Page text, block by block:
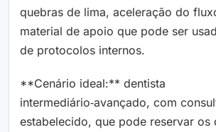
quebras de lima, aceleração do
material de apoio que pode ser
de protocolos internos.
**Cenário ideal:** dentista
intermediário‑avançado, com
estabelecido, que pode reservar os